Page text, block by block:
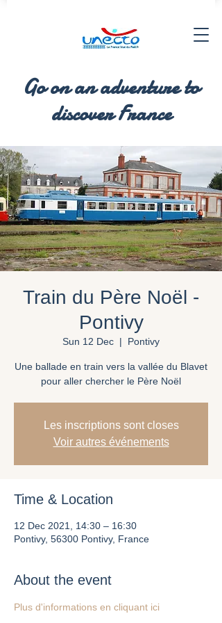
Go on an adventure to
discover France
Train du Père Noël -
Pontivy
Sun 12 Dec
  |
Pontivy
Une ballade en train vers la vallée du Blavet
pour aller chercher le Père Noël
Les inscriptions sont closes
Voir autres événements
Time & Location
12 Dec 2021, 14:30 – 16:30
Pontivy, 56300 Pontivy, France
About the event
Plus d'informations en cliquant ici